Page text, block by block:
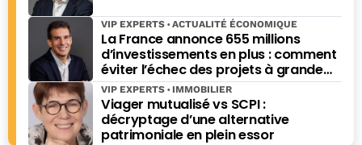
La France annonce 655 millions
d’investissements en plus : comment
éviter l’échec des projets à grande
échelle ?
VIP EXPERTS ACTUALITÉ ÉCONOMIQUE
Viager mutualisé vs SCPI :
décryptage d’une alternative
patrimoniale en plein essor
VIP EXPERTS IMMOBILIER